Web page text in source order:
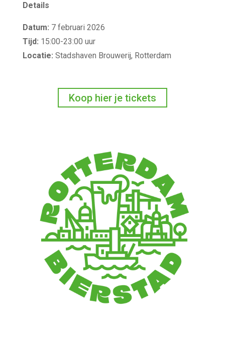
Details
Datum: 7 februari 2026
Tijd: 15:00-23:00 uur
Locatie: Stadshaven Brouwerij, Rotterdam
Koop hier je tickets